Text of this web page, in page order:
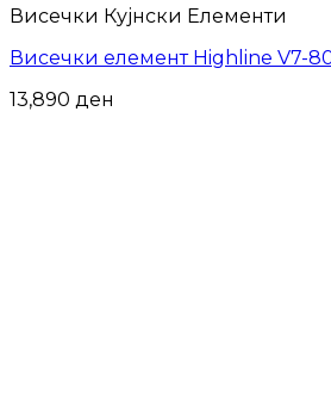
Висечки Кујнски Елементи
Висечки елемент Highline V7-
13,890 ден